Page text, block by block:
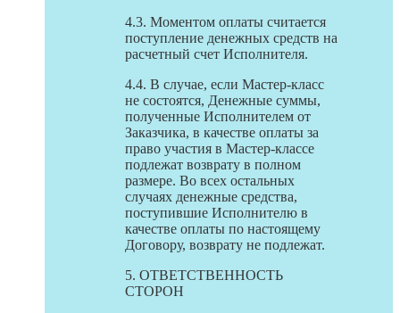
4.3. Моментом оплаты считается
поступление денежных средств на
расчетный счет Исполнителя.
4.4. В случае, если Мастер-класс
не состоятся, Денежные суммы,
полученные Исполнителем от
Заказчика, в качестве оплаты за
право участия в Мастер-классе
подлежат возврату в полном
размере. Во всех остальных
случаях денежные средства,
поступившие Исполнителю в
качестве оплаты по настоящему
Договору, возврату не подлежат.
5. ОТВЕТСТВЕННОСТЬ
СТОРОН